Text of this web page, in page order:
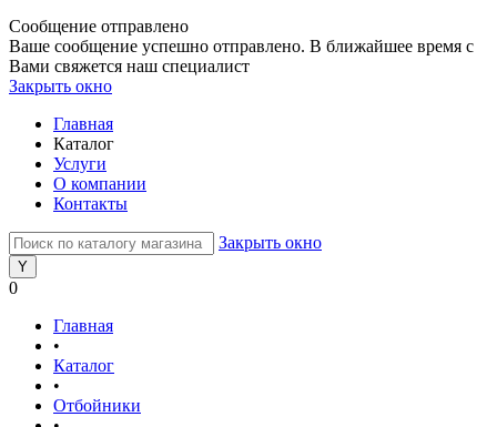
Сообщение отправлено
Ваше сообщение успешно отправлено. В ближайшее время с
Вами свяжется наш специалист
Закрыть окно
Главная
Каталог
Услуги
О компании
Контакты
Закрыть окно
0
Главная
•
Каталог
•
Отбойники